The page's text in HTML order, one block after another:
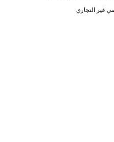
غير التجاري